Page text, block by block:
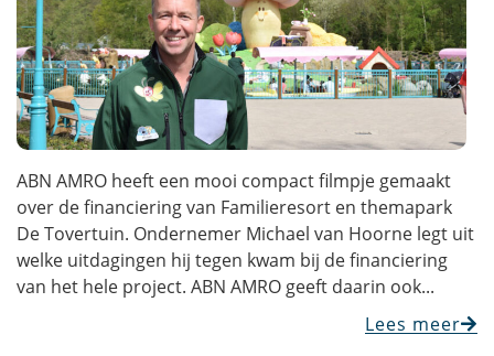
ABN AMRO heeft een mooi compact filmpje gemaakt
over de financiering van Familieresort en themapark
De Tovertuin. Ondernemer Michael van Hoorne legt uit
welke uitdagingen hij tegen kwam bij de financiering
van het hele project. ABN AMRO geeft daarin ook...
Lees meer